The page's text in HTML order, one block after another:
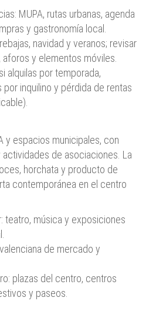
MUPA, rutas urbanas, agenda
y gastronomía local.
navidad y veranos; revisar
y elementos móviles.
alquilas por temporada,
por inquilino y pérdida de rentas
y espacios municipales, con
de asociaciones. La
horchata y producto de
contemporánea en el centro
teatro, música y exposiciones
de mercado y
plazas del centro, centros
y paseos.